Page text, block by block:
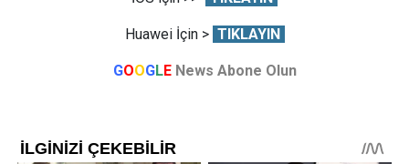
Huawei İçin > TIKLAYIN
GOOGLE News Abone Olun